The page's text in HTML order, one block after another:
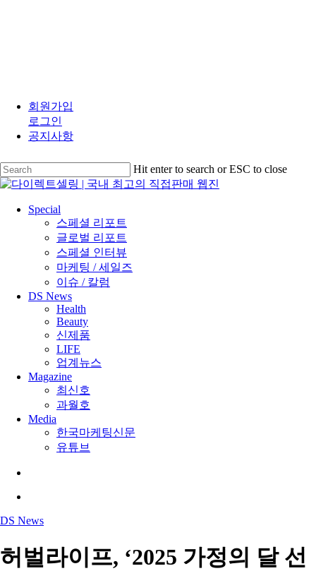
main
content
회원가입
로그인
공지사항
Hit enter to search or ESC to close
Close
search
Menu
Special
스페셜 리포트
글로벌 리포트
스페셜 인터뷰
마케팅 / 세일즈
이슈 / 칼럼
DS News
Health
Beauty
신제품
LIFE
업계뉴스
Magazine
최신호
과월호
Media
한국마케팅신문
유튜브
DS News
허벌라이프, ‘2025 가정의 달 선